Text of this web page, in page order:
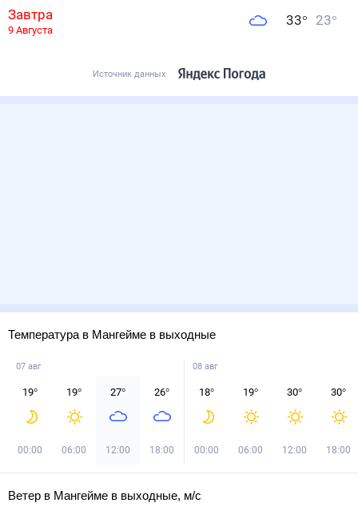
Завтра
9 Августа
33° 23°
Источник данных
Температура в Мангейме в выходные
07 авг
19°
00:00
19°
06:00
27°
12:00
26°
18:00
08 авг
18°
00:00
19°
06:00
30°
12:00
30°
18:00
Ветер в Мангейме в выходные, м/с